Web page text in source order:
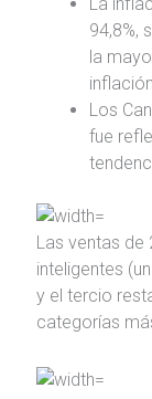
94,8%,
la
inflación
Los
fue
Las ventas
inteligentes
y el tercio
categorías